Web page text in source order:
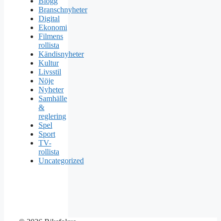
Branschnyheter
Digital
Ekonomi
Filmens
rollista
Kändisnyheter
Kultur
Livsstil
Nöje
Nyheter
Samhälle
&
reglering
Spel
Sport
TV-
rollista
Uncategorized